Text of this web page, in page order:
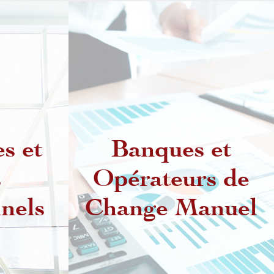
et
Banques et
Opérateurs de
Change Manuel
Dispositions
réglementaires
relatives aux
Intermédiaires Agréés
Exercice de l'activité